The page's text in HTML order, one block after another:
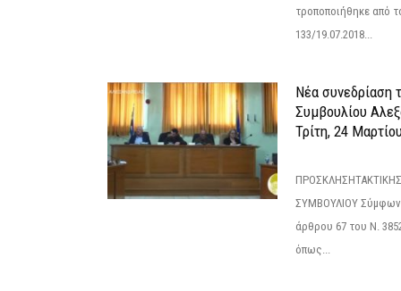
τροποποιήθηκε από
133/19.07.2018...
Νέα συνεδρίαση
Συμβουλίου
Τρίτη, 24
ΣΥΜΒΟΥΛΙΟΥ
άρθρου 67 του Ν.
όπως...